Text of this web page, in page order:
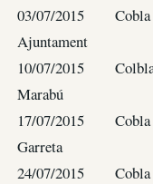
03/07/2015 Cobla
Ajuntament
10/07/2015 Colbla
Marabú
17/07/2015
Garreta
24/07/2015 Cobla